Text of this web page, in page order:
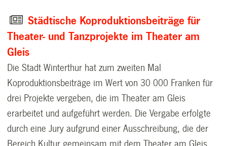
Städtische Koproduktionsbeiträge für
Theater- und Tanzprojekte im Theater am
Gleis
Die Stadt Winterthur hat zum zweiten Mal
Koproduktionsbeiträge im Wert von 30 000 Franken für
drei Projekte vergeben, die im Theater am Gleis
erarbeitet und aufgeführt werden. Die Vergabe erfolgte
durch eine Jury aufgrund einer Ausschreibung, die der
Bereich Kultur gemeinsam mit dem Theater am Gleis